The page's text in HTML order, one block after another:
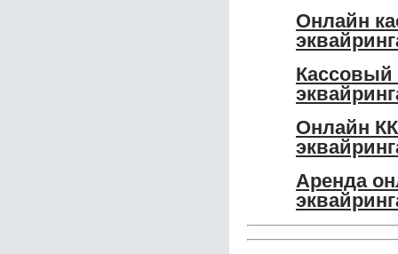
Онлайн
Кассовый
Онлайн
Аренда